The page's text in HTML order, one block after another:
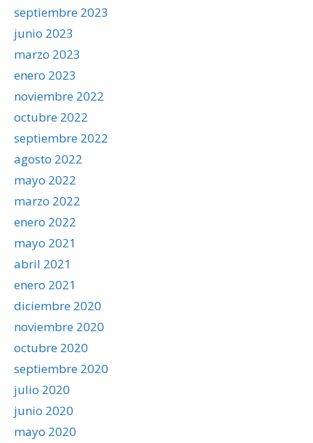
septiembre 2023
junio 2023
marzo 2023
enero 2023
noviembre 2022
octubre 2022
septiembre 2022
agosto 2022
mayo 2022
marzo 2022
enero 2022
mayo 2021
abril 2021
enero 2021
diciembre 2020
noviembre 2020
octubre 2020
septiembre 2020
julio 2020
junio 2020
mayo 2020